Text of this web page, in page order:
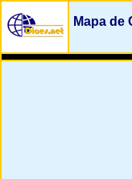
Mapa de